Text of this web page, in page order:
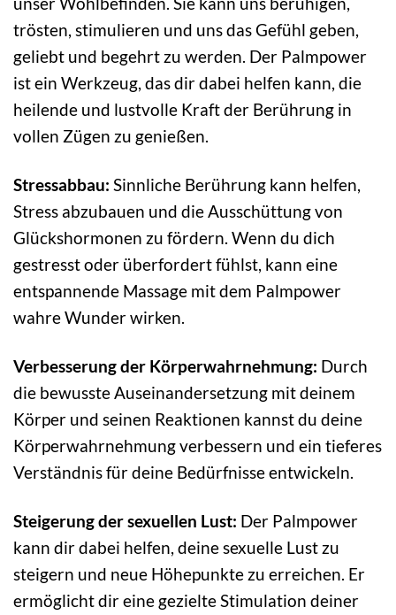
trösten, stimulieren und uns das Gefühl geben,
geliebt und begehrt zu werden. Der Palmpower
ist ein Werkzeug, das dir dabei helfen kann, die
heilende und lustvolle Kraft der Berührung in
vollen Zügen zu genießen.
Stressabbau: Sinnliche Berührung kann helfen,
Stress abzubauen und die Ausschüttung von
Glückshormonen zu fördern. Wenn du dich
gestresst oder überfordert fühlst, kann eine
entspannende Massage mit dem Palmpower
wahre Wunder wirken.
Verbesserung der Körperwahrnehmung: Durch
die bewusste Auseinandersetzung mit deinem
Körper und seinen Reaktionen kannst du deine
Körperwahrnehmung verbessern und ein tieferes
Verständnis für deine Bedürfnisse entwickeln.
Steigerung der sexuellen Lust: Der Palmpower
kann dir dabei helfen, deine sexuelle Lust zu
steigern und neue Höhepunkte zu erreichen. Er
ermöglicht dir eine gezielte Stimulation deiner